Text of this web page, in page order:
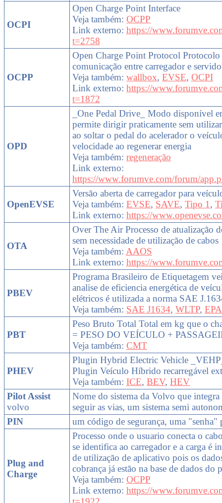
OCPI
Open Charge Point Interface
Veja também: OCPP
Link externo: https://
t=2758
OCPP
Open Charge Point Protocol Protocolo
comunicação entre carregador e
Veja também: wallbox, EVSE, OCPI
Link externo: https://
t=1872
OPD
_One Pedal Drive_ Modo disponível
permite dirigir praticamente sem
ao soltar o pedal do acelerador o
velocidade ao regenerar energia
Veja também: regeneração
Link externo:
https://www.forumve.com/forum/
OpenEVSE
Versão aberta de carregador para
Veja também: EVSE, SAVE, Tipo 1,
Link externo: https://
OTA
Over The Air Processo de atualização
sem necessidade de utilização de cabos
Veja também: AAOS
Link externo: https://
PBEV
Programa Brasileiro de Etiquetagem
analise de eficiencia energética de
elétricos é utilizada a norma SAE
Veja também: SAE J1634, WLTP, EPA
PBT
Peso Bruto Total Total em kg que o
= PESO DO VEÍCULO +
Veja também: CMT
PHEV
Plugin Hybrid Electric Vehicle
Plugin Veículo Híbrido recarregável
Veja também: ICE, BEV, HEV
Pilot Assist
volvo
Nome do sistema da Volvo que
seguir as vias, um sistema semi
PIN
um código de segurança, uma "senha"
Plug and
Charge
Processo onde o usuario conecta o
se identifica ao carregador e a carga é
de utilização de aplicativo pois os
cobrança já estão na base de dados do
Veja também: OCPP
Link externo: https://